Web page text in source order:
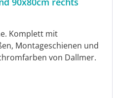
Komplett mit
Montageschienen und
von Dallmer.